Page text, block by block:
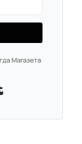
Магазета